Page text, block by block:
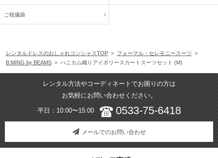
ご祝儀袋
レンタルドレスのおしゃれコンシャスTOP > フォーマル・セレモニースーツ >
B:MING by BEAMS > ハニカム織りアイボリースカートスーツセット (M)
レンタル方法やコーディネートでお困りの方は
お気軽にお問い合わせください。
平日：10:00〜15:00 0533-75-6418
メールでのお問い合わせ